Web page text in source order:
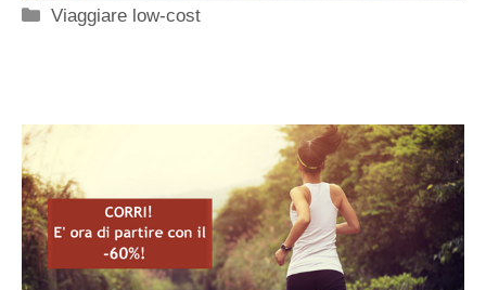
Categorie
Viaggiare low-cost